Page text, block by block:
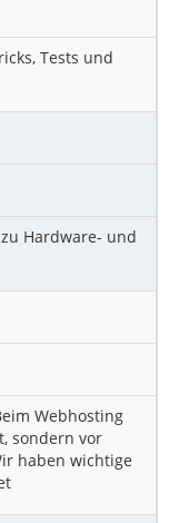
Tests und
Hardware- und
Webhosting
sondern vor
haben wichtige